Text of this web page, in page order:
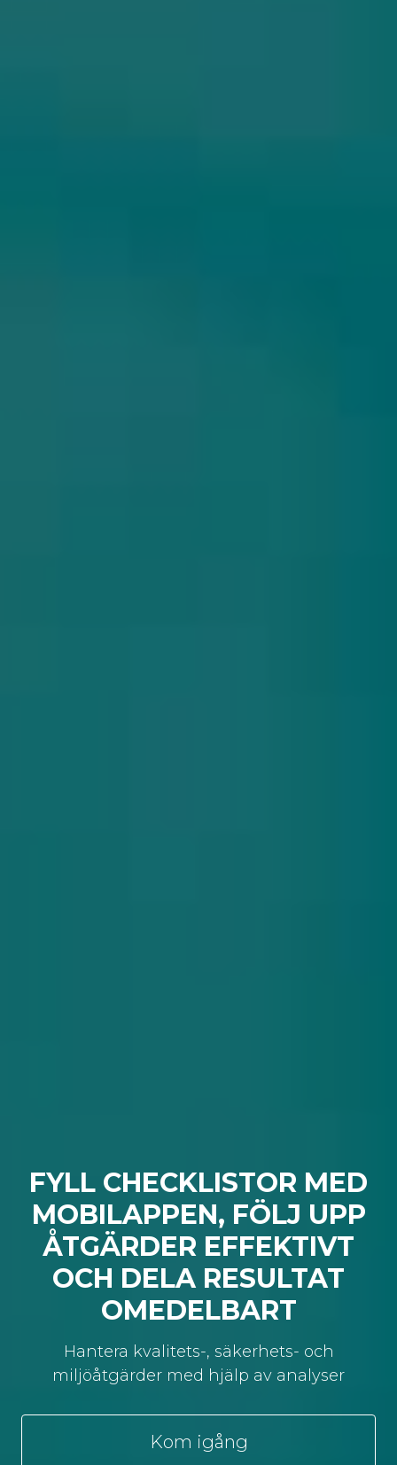
FYLL CHECKLISTOR MED
MOBILAPPEN, FÖLJ UPP
ÅTGÄRDER EFFEKTIVT
OCH DELA RESULTAT
OMEDELBART
Hantera kvalitets-, säkerhets- och
miljöåtgärder med hjälp av analyser
Kom igång